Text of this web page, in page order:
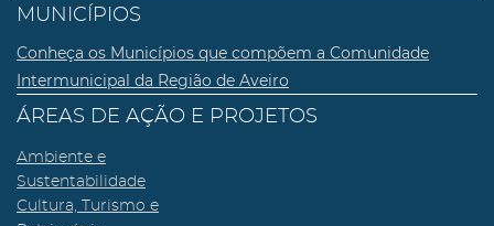
MUNICÍPIOS
Conheça os Municípios que compõem a Comunidade
Intermunicipal da Região de Aveiro
ÁREAS DE AÇÃO E PROJETOS
Ambiente e
Sustentabilidade
Cultura, Turismo e